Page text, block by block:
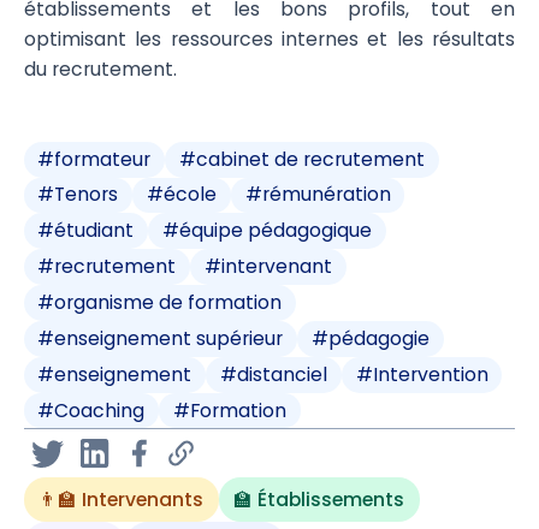
établissements et les bons profils, tout en
optimisant les ressources internes et les résultats
du recrutement.
#formateur #cabinet de recrutement
#Tenors #école #rémunération
#étudiant #équipe pédagogique
#recrutement #intervenant
#organisme de formation
#enseignement supérieur #pédagogie
#enseignement #distanciel #Intervention
#Coaching #Formation
👨‍🏫 Intervenants
🏫 Établissements